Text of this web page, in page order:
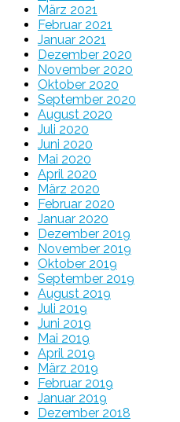
März 2021
Februar 2021
Januar 2021
Dezember 2020
November 2020
Oktober 2020
September 2020
August 2020
Juli 2020
Juni 2020
Mai 2020
April 2020
März 2020
Februar 2020
Januar 2020
Dezember 2019
November 2019
Oktober 2019
September 2019
August 2019
Juli 2019
Juni 2019
Mai 2019
April 2019
März 2019
Februar 2019
Januar 2019
Dezember 2018